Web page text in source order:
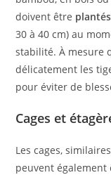
doivent être
30 à 40 cm) au
stabilité. À mesure
délicatement les
pour éviter de
Cages et
Les cages,
peuvent également